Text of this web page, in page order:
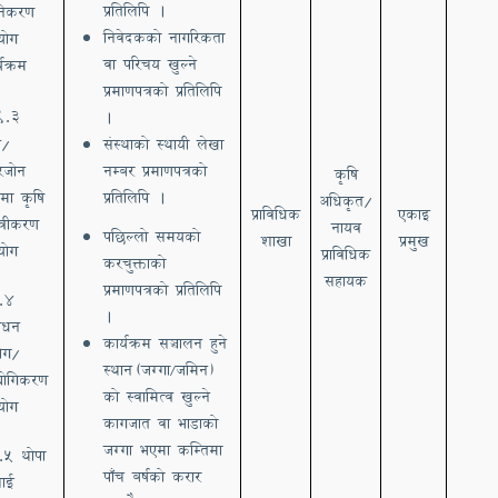
प्रतिलिपि ।
निवेदकको नागरिकता
वा परिचय खुल्ने
प्रमाणपत्रको प्रतिलिपि
।
संस्थाको स्थायी लेखा
नम्बर प्रमाणपत्रको
प्रतिलिपि ।
पछिल्लो समयको
करचुक्ताको
प्रमाणपत्रको प्रतिलिपि
।
कार्यक्रम सञ्चालन हुने
स्थान(जग्गा/जमिन)
को स्वामित्व खुल्ने
कागजात वा भाडाको
जग्गा भएमा कम्तिमा
पाँच बर्षको करार
.3
कृषि
थोपा
प्राविधिक
शाखा
कृषि
अधिकृत/
नायव
प्राविधिक
सहायक
एकाइ
प्रमुख